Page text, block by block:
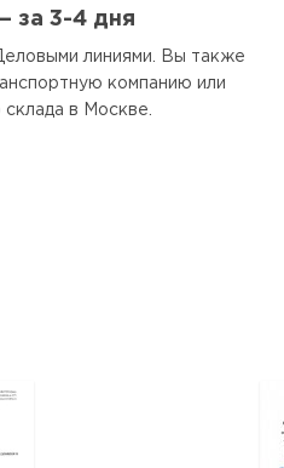
за 3-4 дня
линиями. Вы также
компанию или
в Москве.